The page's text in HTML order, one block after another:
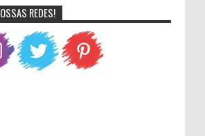
REDES!